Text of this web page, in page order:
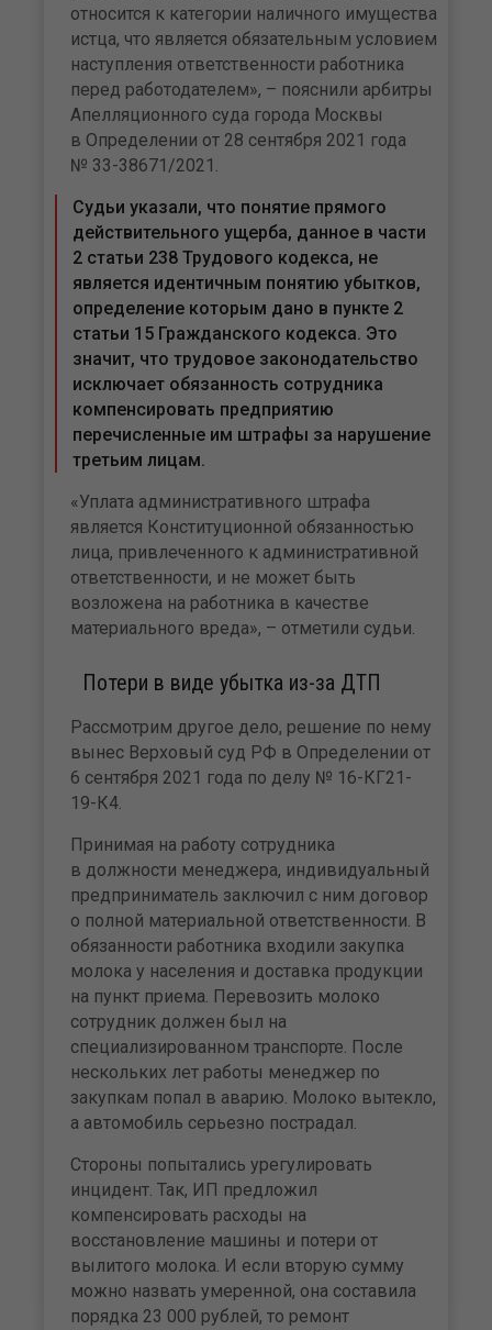
относится к категории наличного имущества
истца, что является обязательным условием
наступления ответственности работника
перед работодателем», – пояснили арбитры
Апелляционного суда города Москвы
в Определении от 28 сентября 2021 года
№ 33-38671/2021.
Судьи указали, что понятие прямого
действительного ущерба, данное в части
2 статьи 238 Трудового кодекса, не
является идентичным понятию убытков,
определение которым дано в пункте 2
статьи 15 Гражданского кодекса. Это
значит, что трудовое законодательство
исключает обязанность сотрудника
компенсировать предприятию
перечисленные им штрафы за нарушение
третьим лицам.
«Уплата административного штрафа
является Конституционной обязанностью
лица, привлеченного к административной
ответственности, и не может быть
возложена на работника в качестве
материального вреда», – отметили судьи.
Потери в виде убытка из-за ДТП
Рассмотрим другое дело, решение по нему
вынес Верховый суд РФ в Определении от
6 сентября 2021 года по делу № 16-КГ21-
19-К4.
Принимая на работу сотрудника
в должности менеджера, индивидуальный
предприниматель заключил с ним договор
о полной материальной ответственности. В
обязанности работника входили закупка
молока у населения и доставка продукции
на пункт приема. Перевозить молоко
сотрудник должен был на
специализированном транспорте. После
нескольких лет работы менеджер по
закупкам попал в аварию. Молоко вытекло,
а автомобиль серьезно пострадал.
Стороны попытались урегулировать
инцидент. Так, ИП предложил
компенсировать расходы на
восстановление машины и потери от
вылитого молока. И если вторую сумму
можно назвать умеренной, она составила
порядка 23 000 рублей, то ремонт